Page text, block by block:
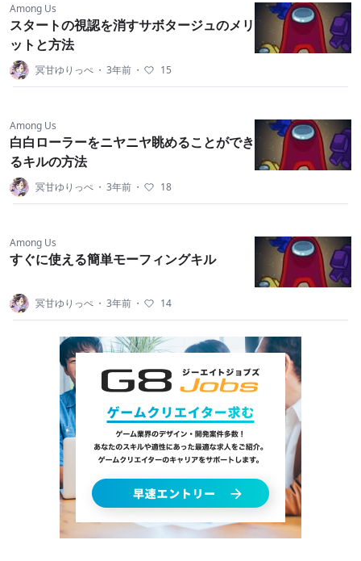
Among Us
スタートの視認を消すサボタージュのメリ
ットと方法
冥甘ゆりっぺ ・ 3年前 ・ 15
Among Us
白白ローラーをニヤニヤ眺めることができ
るキルの方法
冥甘ゆりっぺ ・ 3年前 ・ 18
Among Us
すぐに使える簡単モーフィングキル
冥甘ゆりっぺ ・ 3年前 ・ 14